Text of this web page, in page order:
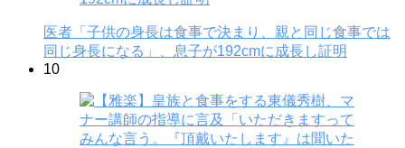
医者「子供の身長は食事で決まり、親と同じ食事では
同じ身長になる」、息子が192cmに成長し証明
10